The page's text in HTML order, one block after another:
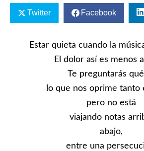
Twitter Facebook
Estar quieta cuando la
El dolor así es menos
Te preguntarás
lo que nos oprime tanto
pero no está
viajando notas
abajo,
entre una